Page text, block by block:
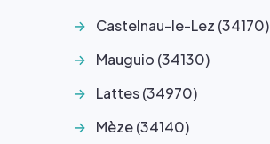
Castelnau-le-Lez (34170)
Mauguio (34130)
Lattes (34970)
Mèze (34140)